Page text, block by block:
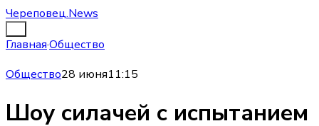
Череповец.News
Главная·Общество
Общество28 июня11:15
Шоу силачей с испытанием